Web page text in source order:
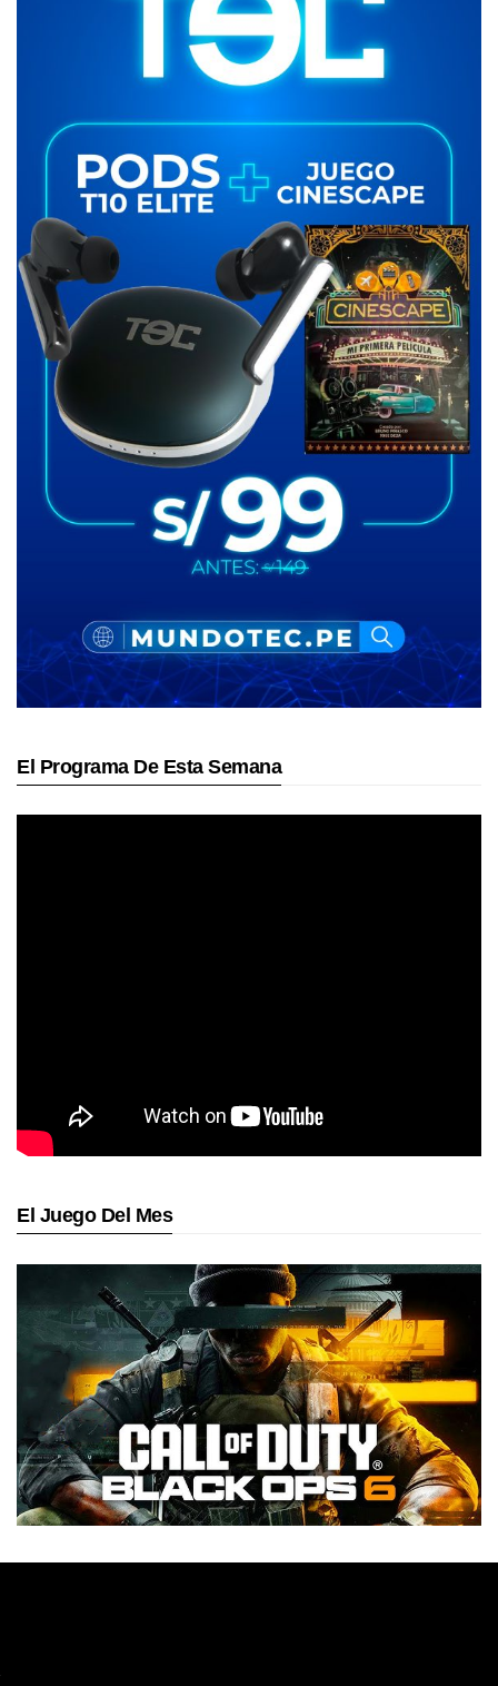
El Programa De Esta Semana
El Juego Del Mes